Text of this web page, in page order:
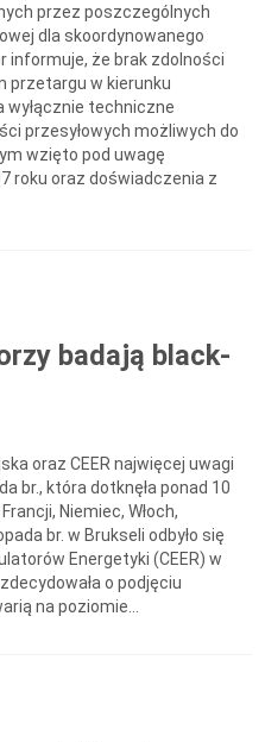
przez poszczególnych
dla skoordynowanego
informuje, że brak zdolności
przetargu w kierunku
techniczne
przesyłowych możliwych do
wzięto pod uwagę
roku oraz doświadczenia z
badają black-
oraz CEER najwięcej uwagi
br., która dotknęła ponad 10
Niemiec, Włoch,
br. w Brukseli odbyło się
Energetyki (CEER) w
o podjęciu
na poziomie...